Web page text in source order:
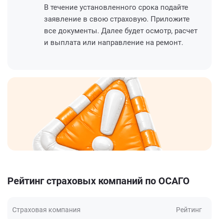
В течение установленного срока подайте
заявление в свою страховую. Приложите
все документы. Далее будет осмотр, расчет
и выплата или направление на ремонт.
Рейтинг страховых компаний по ОСАГО
Страховая компания Рейтинг